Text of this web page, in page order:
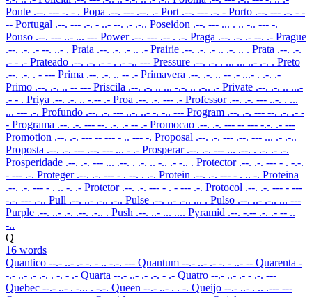
Ponte .--. --- -. - . Popa .--. --- .--. .- Port .--. --- .-. - Porto .--. --- .-. - -
-- Portugal .--. --- .-. - ..- --. .- .-.. Poseidon .--. --- ... . .. -.. --- -.
Pouso .--. --- ..- ... --- Power .--. --- .-- . .-. Praga .--. .-. .- --. .- Prague
.--. .-. .- --. ..- . Praia .--. .-. .- .. .- Prairie .--. .-. .- .. .-. .. . Prata .--. .-.
.- - .- Prateado .--. .-. .- - . .- -.. --- Pressure .--. .-. . ... ... ..- .-. . Preto
.--. .-. . - --- Prima .--. .-. .. -- .- Primavera .--. .-. .. -- .- ...- . .-. .-
Primo .--. .-. .. -- --- Priscila .--. .-. .. ... -.-. .. .-.. .- Private .--. .-. .. ...-
.- - . Priya .--. .-. .. -.-- .- Proa .--. .-. --- .- Professor .--. .-. --- ..-. . ...
... --- .-. Profundo .--. .-. --- ..-. ..- -. -.. --- Program .--. .-. --- --. .-. .- -
- Programa .--. .-. --- --. .-. .- -- .- Promocao .--. .-. --- -- --- -.-. .- ---
Promotion .--. .-. --- -- --- - .. --- -. Proposal .--. .-. --- .--. --- ... .- .-..
Proposta .--. .-. --- .--. --- ... - .- Prosperar .--. .-. --- ... .--. . .-. .- .-.
Prosperidade .--. .-. --- ... .--. . .-. .. -.. .- -.. . Protector .--. .-. --- - . -.-.
- --- .-. Proteger .--. .-. --- - . --. . .-. Protein .--. .-. --- - . .. -. Proteina
.--. .-. --- - . .. -. .- Protetor .--. .-. --- - . - --- .-. Protocol .--. .-. --- - ---
-.-. --- .-.. Pull .--. ..- .-.. .-.. Pulse .--. ..- .-.. ... . Pulso .--. ..- .-.. ... ---
Purple .--. ..- .-. .--. .-.. . Push .--. ..- ... .... Pyramid .--. -.-- .-. .- -- ..
-..
Q
16 words
Quantico --.- ..- .- -. - .. -.-. --- Quantum --.- ..- .- -. - ..- -- Quarenta -
-.- ..- .- .-. . -. - .- Quarta --.- ..- .- .-. - .- Quatro --.- ..- .- - .-. ---
Quebec --.- ..- . -... . -.-. Queen --.- ..- . . -. Queijo --.- ..- . .. .--- ---